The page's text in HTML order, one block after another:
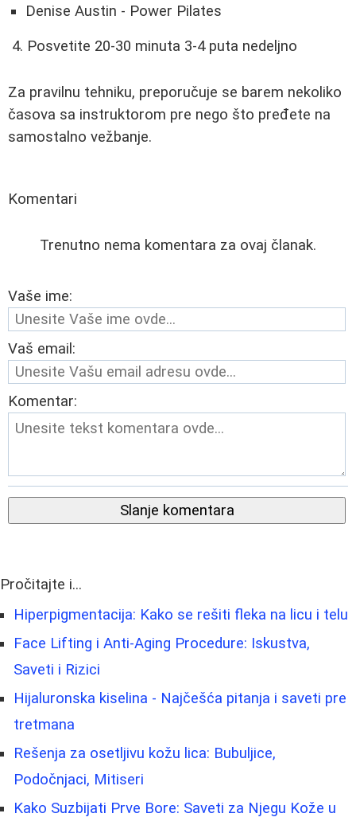
Denise Austin - Power Pilates
Posvetite 20-30 minuta 3-4 puta nedeljno
Za pravilnu tehniku, preporučuje se barem nekoliko
časova sa instruktorom pre nego što pređete na
samostalno vežbanje.
Komentari
Trenutno nema komentara za ovaj članak.
Vaše ime:
Vaš email:
Komentar:
Slanje komentara
Pročitajte i...
Hiperpigmentacija: Kako se rešiti fleka na licu i telu
Face Lifting i Anti-Aging Procedure: Iskustva,
Saveti i Rizici
Hijaluronska kiselina - Najčešća pitanja i saveti pre
tretmana
Rešenja za osetljivu kožu lica: Bubuljice,
Podočnjaci, Mitiseri
Kako Suzbijati Prve Bore: Saveti za Njegu Kože u